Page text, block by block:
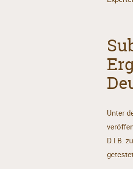
Unter
D.I.B.